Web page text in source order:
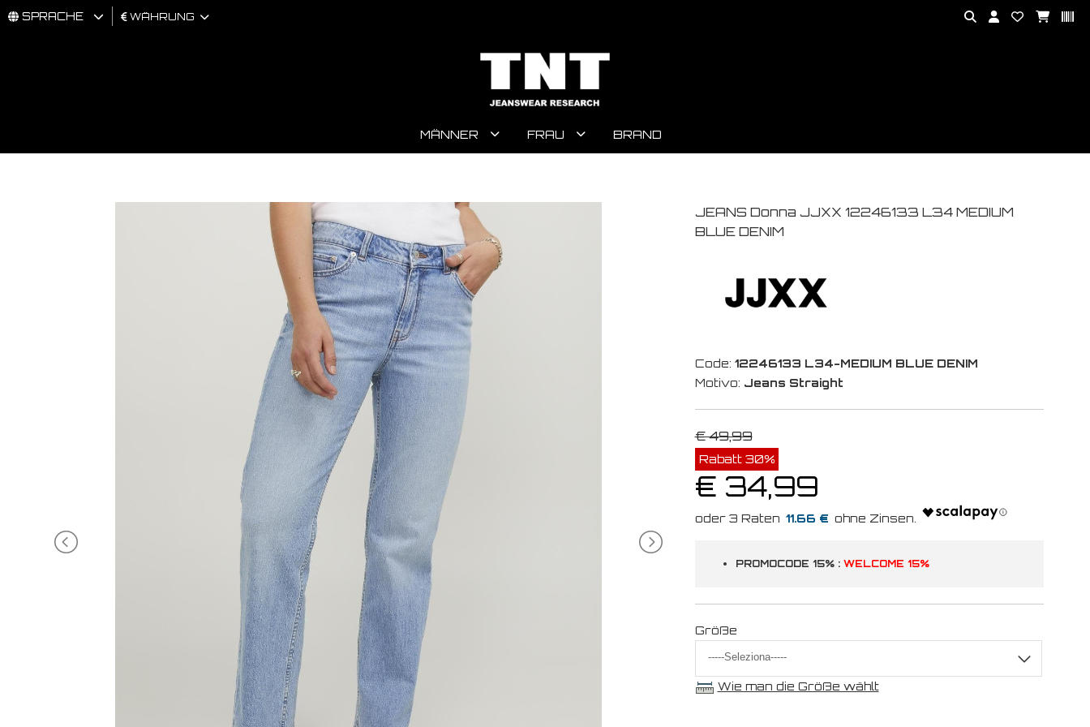
SPRACHE WÄHRUNG
MÄNNER FRAU BRAND
JEANS Donna JJXX 12246133 L34 MEDIUM
BLUE DENIM
Code: 12246133 L34-MEDIUM BLUE DENIM
Motivo: Jeans Straight
€ 49,99
Rabatt 30%
€ 34,99
11.66 €
PROMOCODE 15% : WELCOME 15%
Größe
Wie man die Größe wählt